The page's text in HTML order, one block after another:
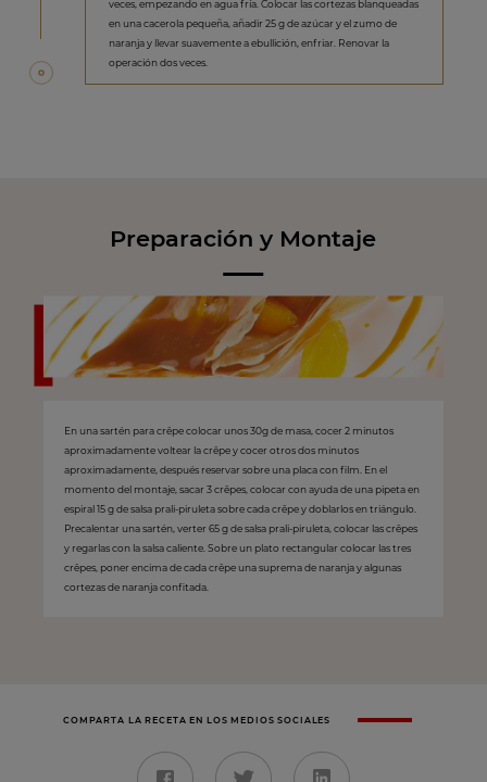
veces, empezando en agua fría. Colocar las cortezas blanqueadas
en una cacerola pequeña, añadir 25 g de azúcar y el zumo de
naranja y llevar suavemente a ebullición, enfriar. Renovar la
operación dos veces.
Preparación y Montaje
En una sartén para crêpe colocar unos 30g de masa, cocer 2 minutos
aproximadamente voltear la crêpe y cocer otros dos minutos
aproximadamente, después reservar sobre una placa con film. En el
momento del montaje, sacar 3 crêpes, colocar con ayuda de una pipeta en
espiral 15 g de salsa prali-piruleta sobre cada crêpe y doblarlos en triángulo.
Precalentar una sartén, verter 65 g de salsa prali-piruleta, colocar las crêpes
y regarlas con la salsa caliente. Sobre un plato rectangular colocar las tres
crêpes, poner encima de cada crêpe una suprema de naranja y algunas
cortezas de naranja confitada.
COMPARTA LA RECETA EN LOS MEDIOS SOCIALES